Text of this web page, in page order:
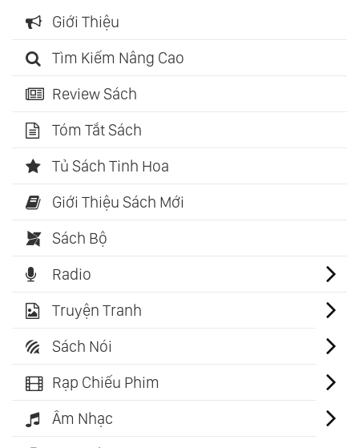
Giới Thiệu
Tìm Kiếm Nâng Cao
Review Sách
Tóm Tắt Sách
Tủ Sách Tinh Hoa
Giới Thiệu Sách Mới
Sách Bộ
Radio
Truyện Tranh
Sách Nói
Rạp Chiếu Phim
Âm Nhạc